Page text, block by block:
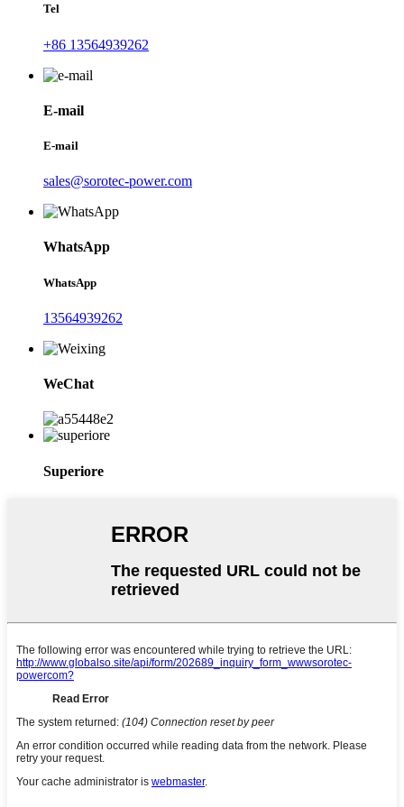
Tel
+86 13564939262
E-mail
E-mail
sales@sorotec-power.com
WhatsApp
WhatsApp
13564939262
WeChat
Superiore